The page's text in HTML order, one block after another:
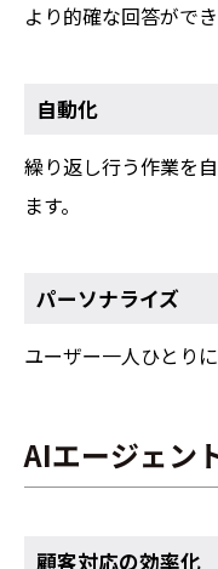
より的確な回答がで
自動化
繰り返し行う作業を
ます。
パーソナライズ
ユーザー一人ひとり
AIエージェン
顧客対応の効率化